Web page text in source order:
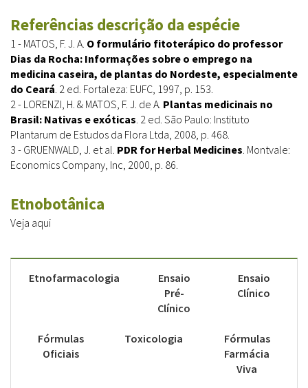
Referências descrição da espécie
1 - MATOS, F. J. A. O formulário fitoterápico do professor
Dias da Rocha: Informações sobre o emprego na
medicina caseira, de plantas do Nordeste, especialmente
do Ceará . 2 ed. Fortaleza: EUFC, 1997, p. 153.
2 - LORENZI, H. & MATOS, F. J. de A. Plantas medicinais no
Brasil: Nativas e exóticas . 2 ed. São Paulo: Instituto
Plantarum de Estudos da Flora Ltda, 2008, p. 468.
3 - GRUENWALD, J. et al. PDR for Herbal Medicines . Montvale:
Economics Company, Inc, 2000, p. 86.
Etnobotânica
Veja aqui
Etnofarmacologia
Ensaio
Pré-
Clínico
Ensaio
Clínico
Fórmulas
Oficiais
Toxicologia
Fórmulas
Farmácia
Viva